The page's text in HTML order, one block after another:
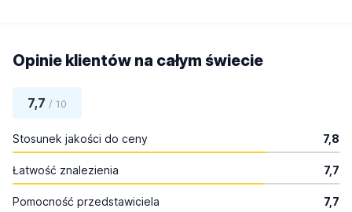
Opinie klientów na całym świecie
7,7 / 10
Stosunek jakości do ceny 7,8
Łatwość znalezienia 7,7
Pomocność przedstawiciela 7,7